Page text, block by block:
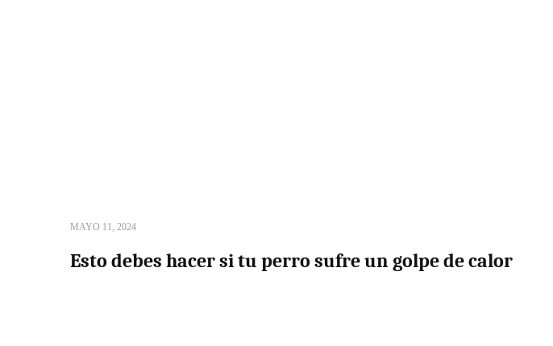
MAYO 11, 2024
Esto debes hacer si tu perro sufre un golpe de calor